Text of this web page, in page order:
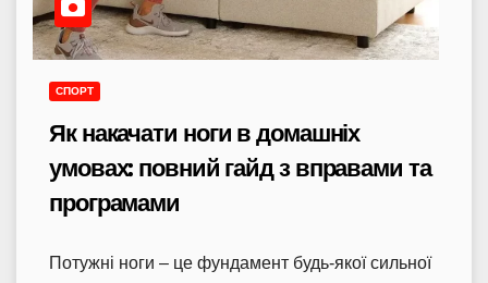
СПОРТ
Як накачати ноги в домашніх
умовах: повний гайд з вправами та
програмами
Потужні ноги – це фундамент будь-якої сильної